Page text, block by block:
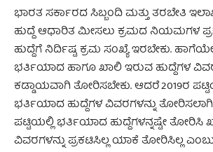
ಭಾರತ ಸರ್ಕಾರದ ಸಿಬ್ಬಂದಿ ಮತ್ತು ತರಬೇತಿ
ಹುದ್ದೆ ಆಧಾರಿತ ಮೀಸಲು ಕ್ರಮದ ನಿಯಮಗಳ
ಹುದ್ದೆಗೆ ನಿರ್ದಿಷ್ಟ ಕ್ರಮ ಸಂಖ್ಯೆ ಇರಬೇಕು.
ಭರ್ತಿಯಾದ ಹಾಗೂ ಖಾಲಿ ಇರುವ ಹುದ್ದೆಗಳ
ಕಡ್ಡಾಯವಾಗಿ ತೋರಿಸಬೇಕು. ಆದರೆ 2019ರ
ಭರ್ತಿಯಾದ ಹುದ್ದೆಗಳ ವಿವರಗಳನ್ನು
ಪಟ್ಟಿಯಲ್ಲಿ ಭರ್ತಿಯಾದ ಹುದ್ದೆಗಳನ್ನಷ್ಟೇ ತೋರಿಸಿ
ವಿವರಗಳನ್ನು ಪ್ರಕಟಿಸಿಲ್ಲ ಯಾಕೆ ತೋರಿಸಿಲ್ಲ